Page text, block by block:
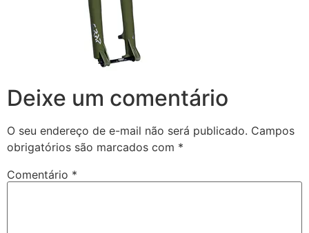
Deixe um comentário
O seu endereço de e-mail não será publicado. Campos
obrigatórios são marcados com *
Comentário *